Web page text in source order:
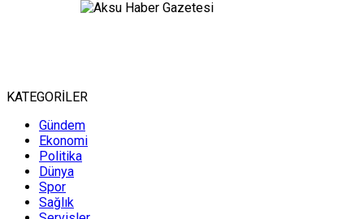
KATEGORİLER
Gündem
Ekonomi
Politika
Dünya
Spor
Sağlık